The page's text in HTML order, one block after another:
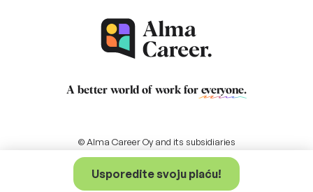
Usporedite svoju plaću!
A better world of work for everyone.
© Alma Career Oy and its subsidiaries